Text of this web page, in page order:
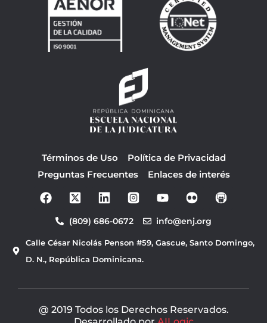
Términos de Uso
Política de Privacidad
Preguntas Frecuentes
Enlaces de interés
F
a
b
o
o
o
t
b
(809) 686-0672 info@enj.org
Calle César Nicolás Penson #59, Gascue, Santo Domingo,
D. N., República Dominicana.
@ 2019 Todos los Derechos Reservados.